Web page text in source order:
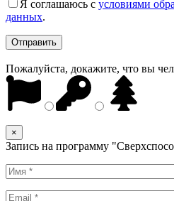
Я соглашаюсь с условиями
данных.
Пожалуйста, докажите, что вы
×
Запись на программу